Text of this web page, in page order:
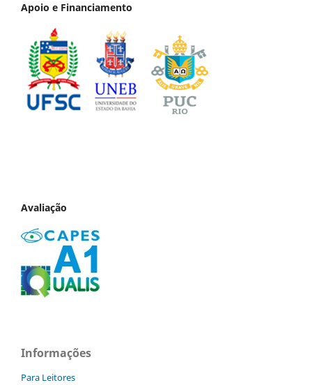
Apoio e Financiamento
Avaliação
Informações
Para Leitores